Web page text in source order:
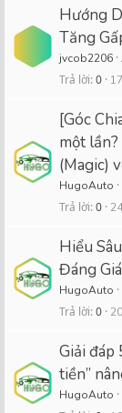
Hướng
Tăng
jvcob2206
Trả lời 0
[Góc
một
(Magic)
HugoAuto
Trả lời 0
Hiểu
Đáng
HugoAuto
Trả lời 0
Giải đáp
tiền”
HugoAuto